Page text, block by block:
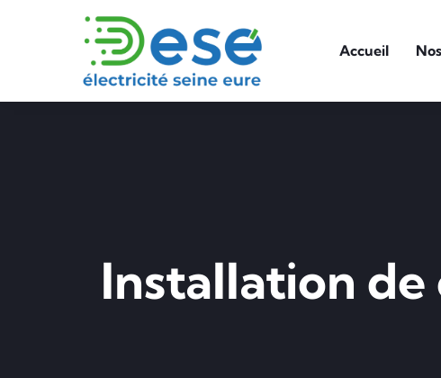
Accueil
Installation